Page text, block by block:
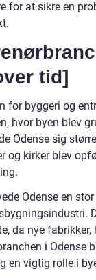
for at sikre en
tid]
for byggeri og
hvor byen blev
Odense sig
kirker blev
Odense en
da nye
i Odense
en vigtig rolle i